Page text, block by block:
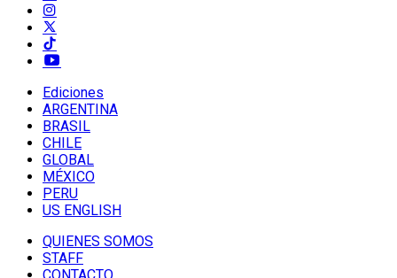
Ediciones
ARGENTINA
BRASIL
CHILE
GLOBAL
MÉXICO
PERU
US ENGLISH
QUIENES SOMOS
STAFF